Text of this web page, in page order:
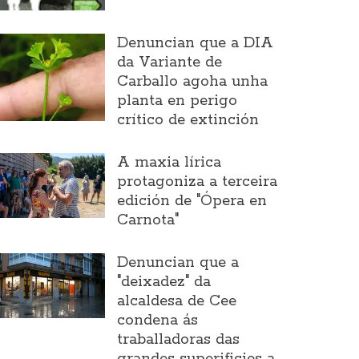
Denuncian que a DIA
da Variante de
Carballo agoha unha
planta en perigo
crítico de extinción
A maxia lírica
protagoniza a terceira
edición de "Ópera en
Carnota"
Denuncian que a
"deixadez" da
alcaldesa de Cee
condena ás
traballadoras das